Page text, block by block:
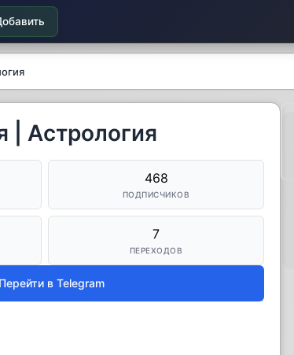
| Астрология
468
ПОДПИСЧИКОВ
7
ПЕРЕХОДОВ
в Telegram